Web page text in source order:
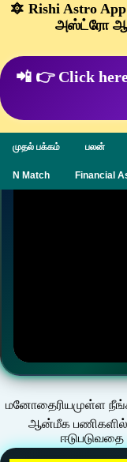
🔯 Rishi Astro App
அஸ்ட்ரோ ஆப்
📲 👉 Click
முதல் பக்கம் பலன்
N Match Financial
மனோதைரியமுள்ள
ஆன்மீக பணிகளில்